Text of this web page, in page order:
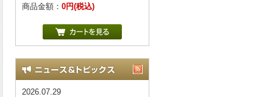
商品金額： 0円(税込)
2026.07.29